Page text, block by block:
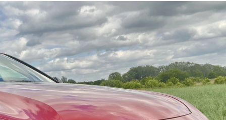
ograniczoną widoczność przez tylną szybę.
3,8 l/100 km.
Zapytaj o więcej Onet